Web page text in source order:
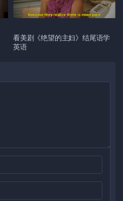
看美剧《绝望的主妇》结尾语学
英语